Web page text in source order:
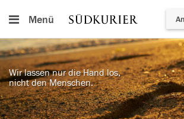
Menü
Wir lassen nur die Hand los,
nicht den Menschen.